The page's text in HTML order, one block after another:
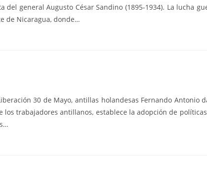
general Augusto César Sandino (1895-1934). La lucha
de Nicaragua, donde…
30 de Mayo, antillas holandesas Fernando Antonio
los trabajadores antillanos, establece la adopción de